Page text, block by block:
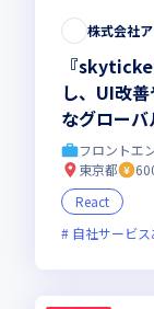
株式会社
『
し、UI改
なグロー
きな成長の
フロントエ
東京都
React
自社サービス